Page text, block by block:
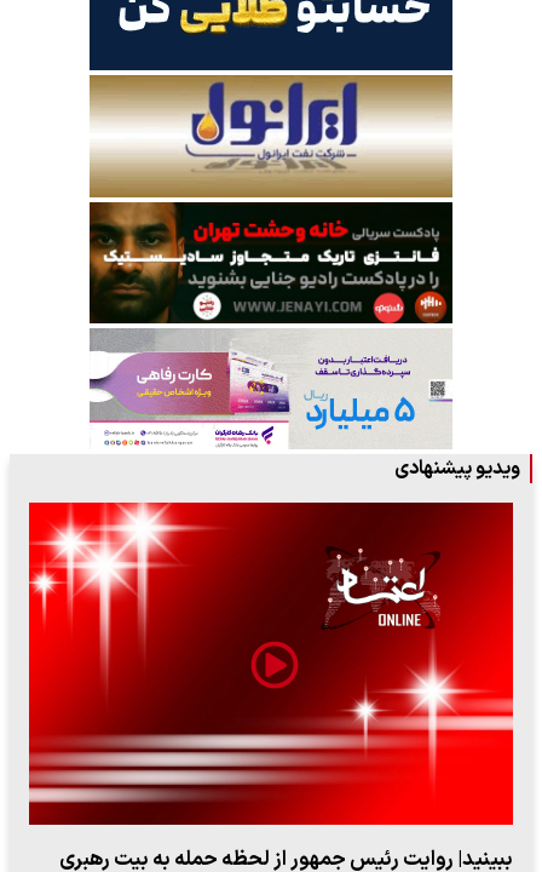
ویدیو پیشنهادی
فرزند شهید لاریجانی به پرسش اعتمادآنلاین در خصوص